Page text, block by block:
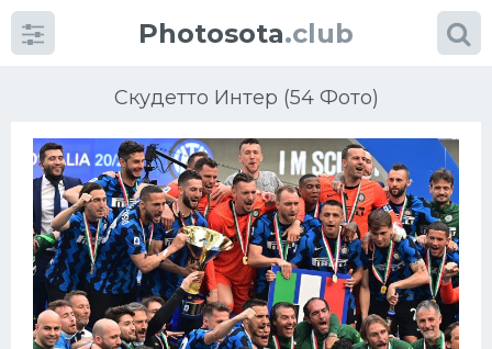
Photosota.club
Скудетто Интер (54 Фото)
КатегорииФото
Много картинок...